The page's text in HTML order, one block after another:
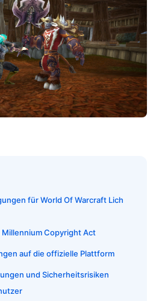
für World Of Warcraft Lich
Millennium Copyright Act
auf die offizielle Plattform
und Sicherheitsrisiken